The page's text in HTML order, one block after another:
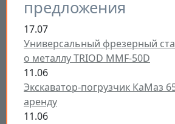
предложения
17.07
Универсальный фрезерный
о металлу TRIOD MMF-50D
11.06
Экскаватор-погрузчик КаМаз
аренду
11.06